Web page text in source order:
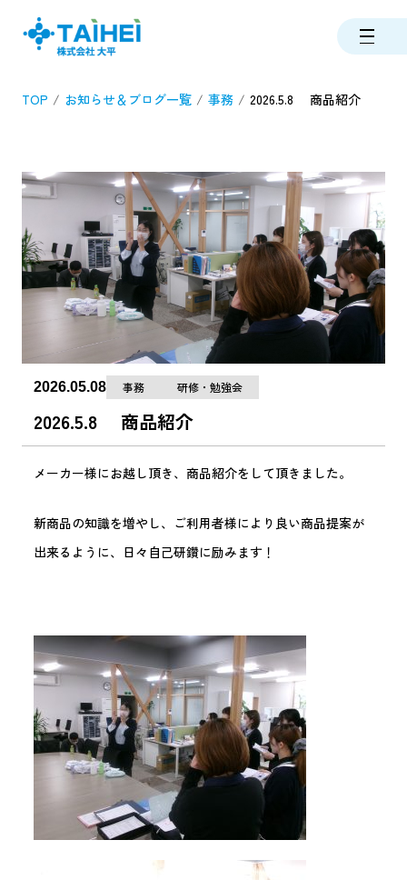
TOP お知らせ＆ブログ一覧 事務 2026.5.8 商品紹介
2026.05.08 事務 研修・勉強会
2026.5.8 商品紹介
メーカー様にお越し頂き、商品紹介をして頂きました。
新商品の知識を増やし、ご利用者様により良い商品提案が
出来るように、日々自己研鑽に励みます！